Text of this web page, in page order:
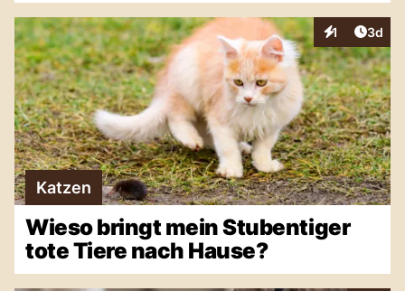
1
Interaktionen
3d
Katzen
Wieso bringt mein Stubentiger
tote Tiere nach Hause?